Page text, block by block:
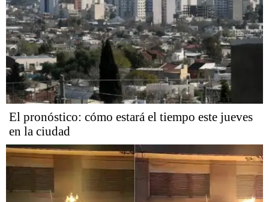
El pronóstico: cómo estará el tiempo este jueves
en la ciudad